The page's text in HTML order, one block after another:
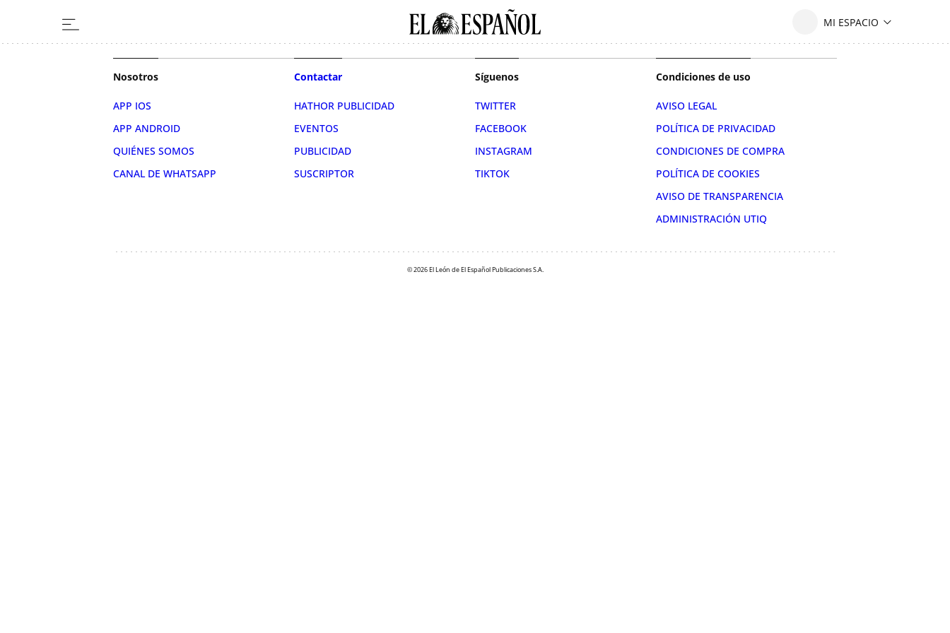
Nosotros
APP IOS
APP ANDROID
QUIÉNES SOMOS
CANAL DE WHATSAPP
Contactar
HATHOR PUBLICIDAD
EVENTOS
PUBLICIDAD
SUSCRIPTOR
Síguenos
TWITTER
FACEBOOK
INSTAGRAM
TIKTOK
Condiciones de uso
AVISO LEGAL
POLÍTICA DE PRIVACIDAD
CONDICIONES DE COMPRA
POLÍTICA DE COOKIES
AVISO DE TRANSPARENCIA
ADMINISTRACIÓN UTIQ
© 2026 El León de El Español Publicaciones S.A.